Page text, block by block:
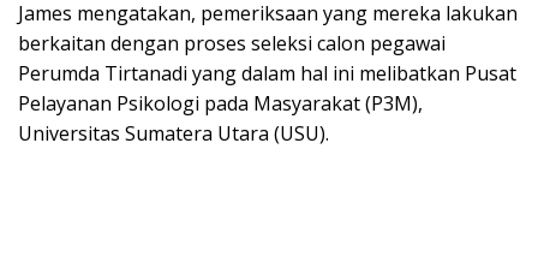
James mengatakan, pemeriksaan yang mereka lakukan
berkaitan dengan proses seleksi calon pegawai
Perumda Tirtanadi yang dalam hal ini melibatkan Pusat
Pelayanan Psikologi pada Masyarakat (P3M),
Universitas Sumatera Utara (USU).